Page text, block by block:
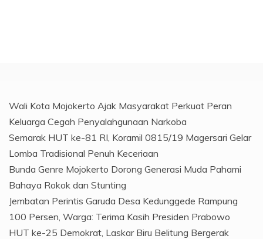
Wali Kota Mojokerto Ajak Masyarakat Perkuat Peran
Keluarga Cegah Penyalahgunaan Narkoba
Semarak HUT ke-81 RI, Koramil 0815/19 Magersari Gelar
Lomba Tradisional Penuh Keceriaan
Bunda Genre Mojokerto Dorong Generasi Muda Pahami
Bahaya Rokok dan Stunting
Jembatan Perintis Garuda Desa Kedunggede Rampung
100 Persen, Warga: Terima Kasih Presiden Prabowo
HUT ke-25 Demokrat, Laskar Biru Belitung Bergerak